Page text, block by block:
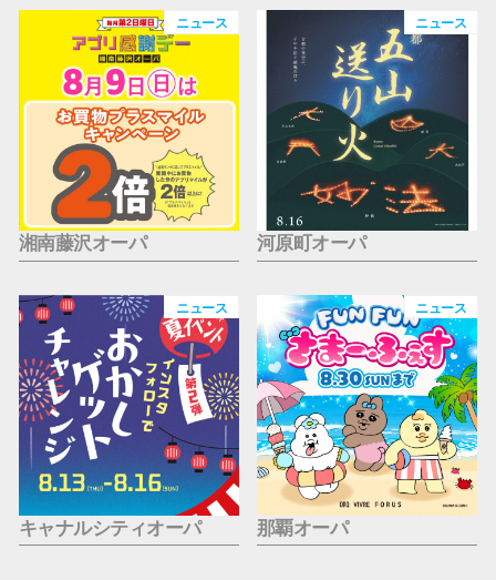
ニュース
湘南藤沢オーパ
ニュース
河原町オーパ
ニュース
キャナルシティオーパ
ニュース
那覇オーパ